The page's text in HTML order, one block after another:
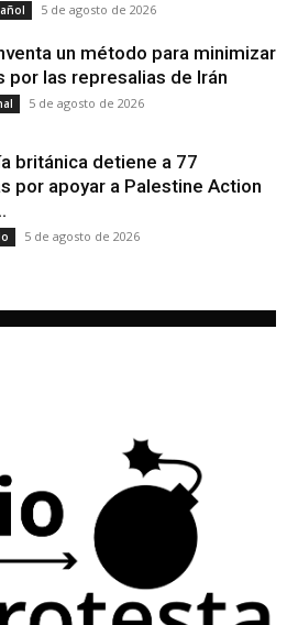
5 de agosto de 2026
un método para minimizar
por las represalias de Irán
5 de agosto de 2026
británica detiene a 77
por apoyar a Palestine Action
5 de agosto de 2026